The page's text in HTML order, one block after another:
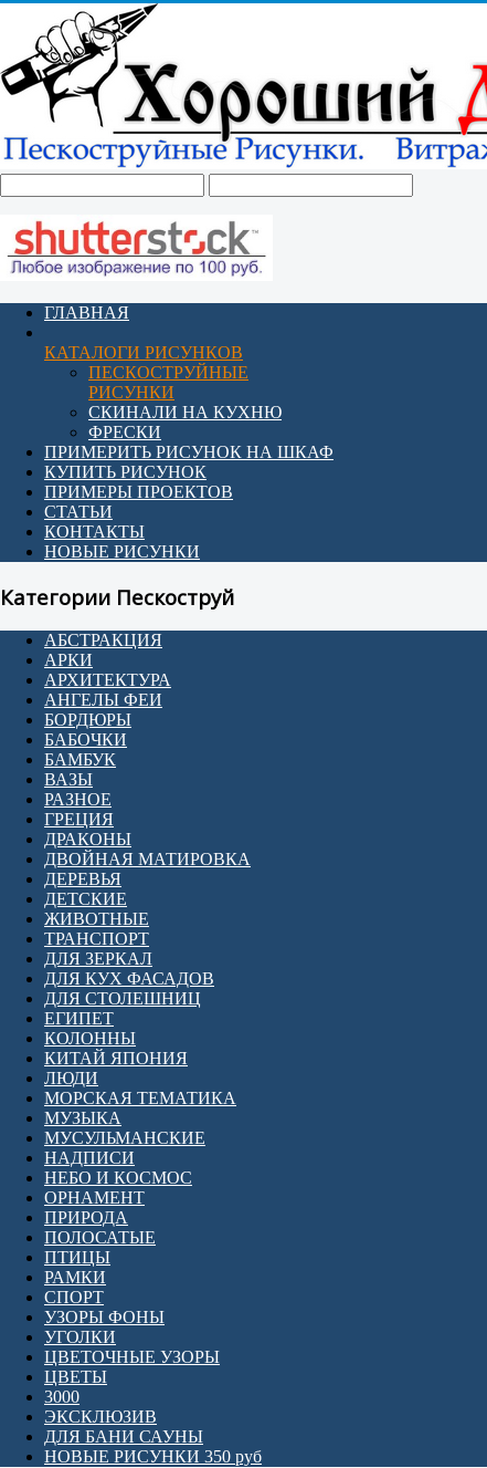
ГЛАВНАЯ
КАТАЛОГИ РИСУНКОВ
ПЕСКОСТРУЙНЫЕ
РИСУНКИ
СКИНАЛИ НА КУХНЮ
ФРЕСКИ
ПРИМЕРИТЬ РИСУНОК НА ШКАФ
КУПИТЬ РИСУНОК
ПРИМЕРЫ ПРОЕКТОВ
СТАТЬИ
КОНТАКТЫ
НОВЫЕ РИСУНКИ
Категории Пескоструй
АБСТРАКЦИЯ
АРКИ
АРХИТЕКТУРА
АНГЕЛЫ ФЕИ
БОРДЮРЫ
БАБОЧКИ
БАМБУК
ВАЗЫ
РАЗНОЕ
ГРЕЦИЯ
ДРАКОНЫ
ДВОЙНАЯ МАТИРОВКА
ДЕРЕВЬЯ
ДЕТСКИЕ
ЖИВОТНЫЕ
ТРАНСПОРТ
ДЛЯ ЗЕРКАЛ
ДЛЯ КУХ ФАСАДОВ
ДЛЯ СТОЛЕШНИЦ
ЕГИПЕТ
КОЛОННЫ
КИТАЙ ЯПОНИЯ
ЛЮДИ
МОРСКАЯ ТЕМАТИКА
МУЗЫКА
МУСУЛЬМАНСКИЕ
НАДПИСИ
НЕБО И КОСМОС
ОРНАМЕНТ
ПРИРОДА
ПОЛОСАТЫЕ
ПТИЦЫ
РАМКИ
СПОРТ
УЗОРЫ ФОНЫ
УГОЛКИ
ЦВЕТОЧНЫЕ УЗОРЫ
ЦВЕТЫ
3000
ЭКСКЛЮЗИВ
ДЛЯ БАНИ САУНЫ
НОВЫЕ РИСУНКИ 350 руб